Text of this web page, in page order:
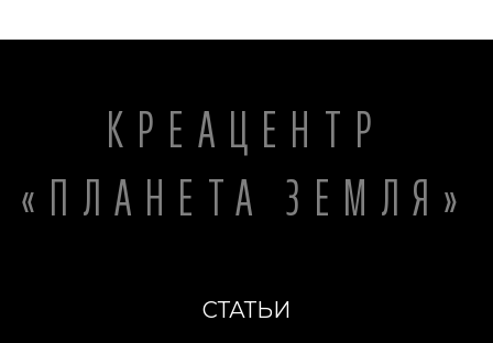
КРЕАЦЕНТР
«ПЛАНЕТА ЗЕМЛЯ»
СТАТЬИ